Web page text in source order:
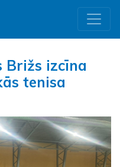
Brižs izcīna
tenisa